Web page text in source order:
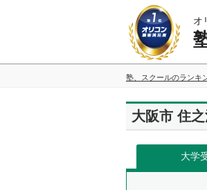
オ
塾、スクールのランキ
大阪市 住
大学